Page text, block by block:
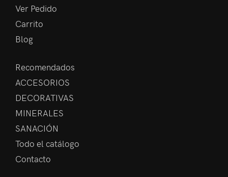
Ver Pedido
Carrito
Blog
Recomendados
ACCESORIOS
DECORATIVAS
MINERALES
SANACIÓN
Todo el catálogo
Contacto